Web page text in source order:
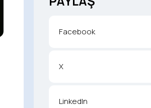
Facebook
X
LinkedIn